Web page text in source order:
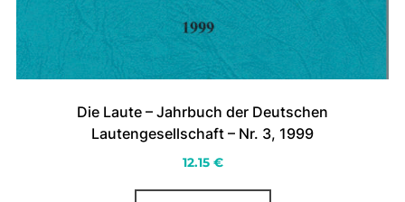
Die Laute – Jahrbuch der Deutschen
Lautengesellschaft – Nr. 3, 1999
12.15 €